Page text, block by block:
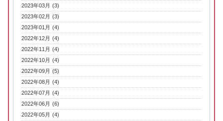
2023年03月 (3)
2023年02月 (3)
2023年01月 (4)
2022年12月 (4)
2022年11月 (4)
2022年10月 (4)
2022年09月 (5)
2022年08月 (4)
2022年07月 (4)
2022年06月 (6)
2022年05月 (4)